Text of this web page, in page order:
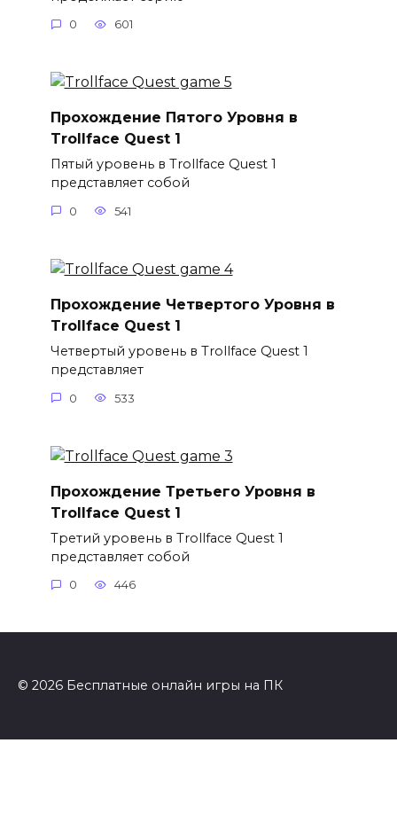
0 601
Прохождение Пятого Уровня в
Trollface Quest 1
Пятый уровень в Trollface Quest 1
представляет собой
0 541
Прохождение Четвертого Уровня в
Trollface Quest 1
Четвертый уровень в Trollface Quest 1
представляет
0 533
Прохождение Третьего Уровня в
Trollface Quest 1
Третий уровень в Trollface Quest 1
представляет собой
0 446
© 2026 Бесплатные онлайн игры на ПК